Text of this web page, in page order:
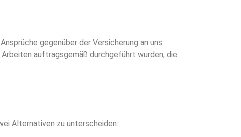
gegenüber der Versicherung an uns
auftragsgemäß durchgeführt wurden, die
Alternativen zu unterscheiden: